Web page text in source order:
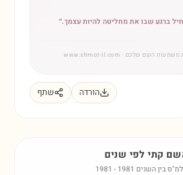
ברגע שבו את מחליטה להיות עצמך.״
משמעות השם שלכם · www.shmot-il.com
הורדה שתף
קתילפי שנים
בין השנים 1981 - 1981